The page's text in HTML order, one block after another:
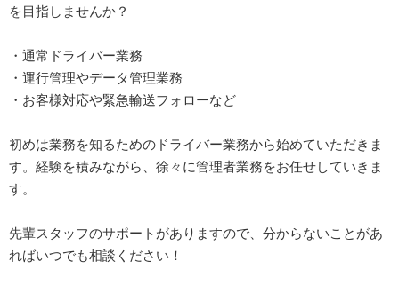
を目指しませんか？
・通常ドライバー業務
・運行管理やデータ管理業務
・お客様対応や緊急輸送フォローなど
初めは業務を知るためのドライバー業務から始めていただきま
す。経験を積みながら、徐々に管理者業務をお任せしていきま
す。
先輩スタッフのサポートがありますので、分からないことがあ
ればいつでも相談ください！